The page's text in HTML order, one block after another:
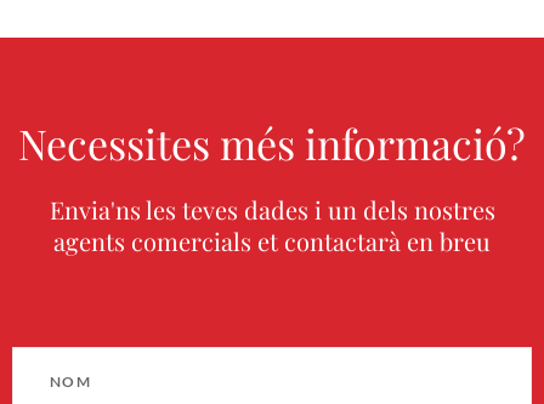
Necessites més informació?
Envia'ns les teves dades i un dels nostres
agents comercials et contactarà en breu